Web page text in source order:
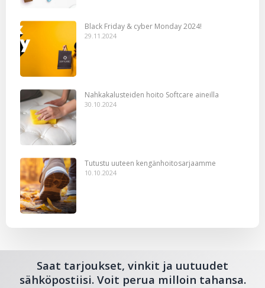
Black Friday & cyber Monday 2024!
29.11.2024
Nahkakalusteiden hoito Softcare aineilla
30.10.2024
Tutustu uuteen kengänhoitosarjaamme
10.10.2024
Saat tarjoukset, vinkit ja uutuudet
sähköpostiisi. Voit perua milloin tahansa.